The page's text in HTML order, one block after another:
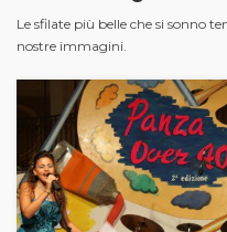
Le sfilate più belle che si sonno
nostre immagini.